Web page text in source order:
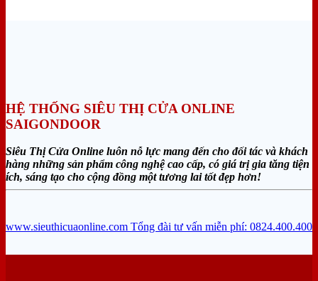
HỆ THỐNG SIÊU THỊ CỬA ONLINE
SAIGONDOOR
Siêu Thị Cửa Online luôn nỗ lực mang đến cho đối tác và khách
hàng những sản phẩm công nghệ cao cấp, có giá trị gia tăng tiện
ích, sáng tạo cho cộng đồng một tương lai tốt đẹp hơn!
www.sieuthicuaonline.com Tổng đài tư vấn miễn phí: 0824.400.400